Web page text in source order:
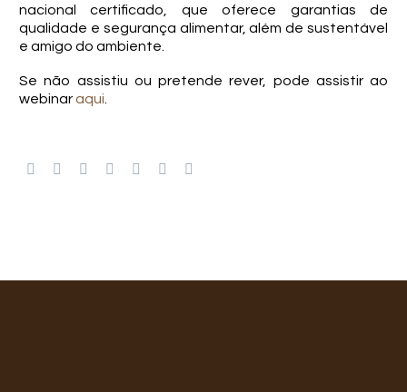
nacional certificado, que oferece garantias de
qualidade e segurança alimentar, além de sustentável
e amigo do ambiente.
Se não assistiu ou pretende rever, pode assistir ao
webinaraqui